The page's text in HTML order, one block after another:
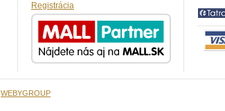
Registrácia
WEBYGROUP